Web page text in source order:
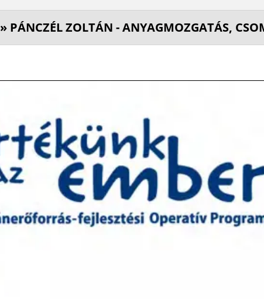
» PÁNCZÉL ZOLTÁN - ANYAGMOZGATÁS,